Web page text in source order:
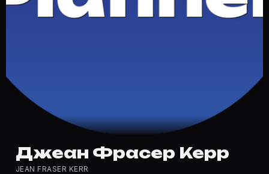
Где снимался Джеан Фрасер Керр?
Джеан Фрасер Керр — актёр. Биография и роли на
Где открыть фильмографию Джеан Фрасер Керр?
На Movie Planner: https://movie-planner.ru/s/
Джеан Фрасер Керр
JEAN FRASER KERR